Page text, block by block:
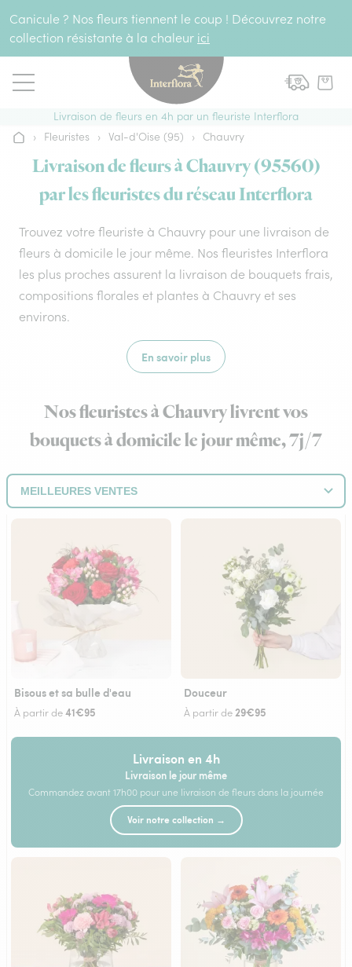
Canicule ? Nos fleurs tiennent le coup ! Découvrez notre
collection résistante à la chaleur ici
Livraison de fleurs en 4h par un fleuriste Interflora
Accueil
› Fleuristes › Val-d'Oise (95) › Chauvry
Livraison de fleurs à Chauvry (95560)
par les fleuristes du réseau Interflora
Trouvez votre fleuriste à Chauvry pour une livraison de
fleurs à domicile le jour même. Nos fleuristes Interflora
les plus proches assurent la livraison de bouquets frais,
compositions florales et plantes à Chauvry et ses
environs.
En savoir plus
Nos fleuristes à Chauvry livrent vos
bouquets à domicile le jour même, 7j/7
Bisous et sa bulle d'eau
À partir de41€95
Douceur
À partir de29€95
Livraison en 4h
Livraison le jour même
Commandez avant 17h00 pour une livraison de fleurs dans la journée
Voir notre collection →